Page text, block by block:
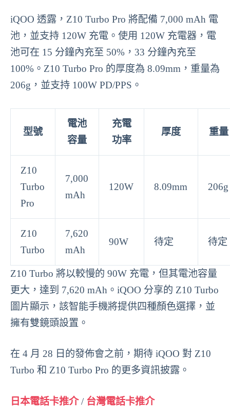
iQOO 透露，Z10 Turbo Pro 將配備 7,000 mAh 電
池，並支持 120W 充電。使用 120W 充電器，電
池可在 15 分鐘內充至 50%，33 分鐘內充至
100%。Z10 Turbo Pro 的厚度為 8.09mm，重量為
206g，並支持 100W PD/PPS。
型號
電池
容量
充電
功率
厚度 重量
Z10
Turbo
Pro
7,000
mAh
120W 8.09mm 206g
Z10
Turbo
7,620
mAh
90W 待定 待定
Z10 Turbo 將以較慢的 90W 充電，但其電池容量
更大，達到 7,620 mAh。iQOO 分享的 Z10 Turbo
圖片顯示，該智能手機將提供四種顏色選擇，並
擁有雙鏡頭設置。
在 4 月 28 日的發佈會之前，期待 iQOO 對 Z10
Turbo 和 Z10 Turbo Pro 的更多資訊披露。
日本電話卡推介/ 台灣電話卡推介